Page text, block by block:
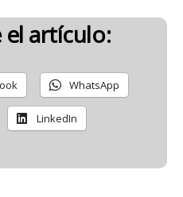
artículo:
WhatsApp
LinkedIn